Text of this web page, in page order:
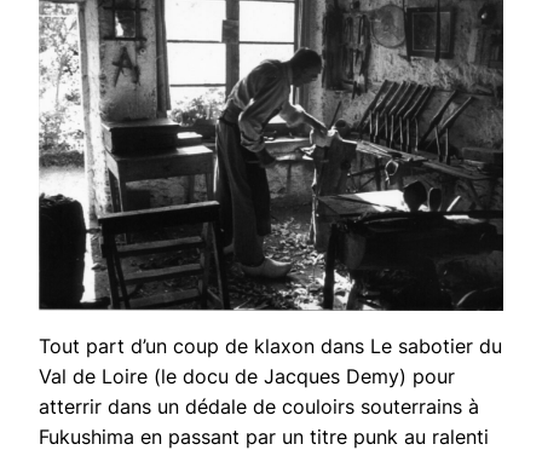
Tout part d’un coup de klaxon dans Le sabotier du
Val de Loire (le docu de Jacques Demy) pour
atterrir dans un dédale de couloirs souterrains à
Fukushima en passant par un titre punk au ralenti